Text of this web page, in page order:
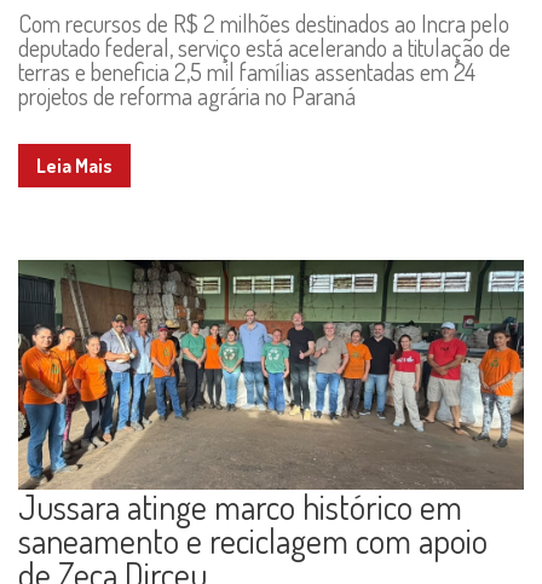
Com recursos de R$ 2 milhões destinados ao Incra pelo
deputado federal, serviço está acelerando a titulação de
terras e beneficia 2,5 mil famílias assentadas em 24
projetos de reforma agrária no Paraná
Leia Mais
Jussara atinge marco histórico em
saneamento e reciclagem com apoio
de Zeca Dirceu